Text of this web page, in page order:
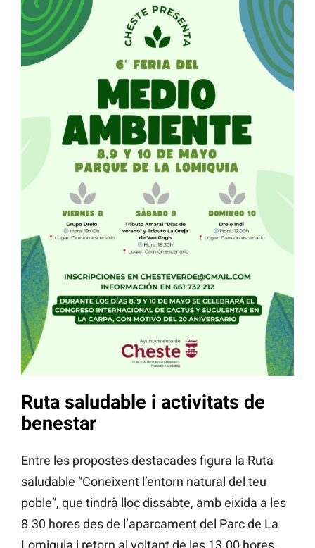
Ruta saludable i activitats de
benestar
Entre les propostes destacades figura la Ruta
saludable “Coneixent l’entorn natural del teu
poble”, que tindrà lloc dissabte, amb eixida a les
8.30 hores des de l’aparcament del Parc de La
Lomiquia i retorn al voltant de les 13.00 hores.